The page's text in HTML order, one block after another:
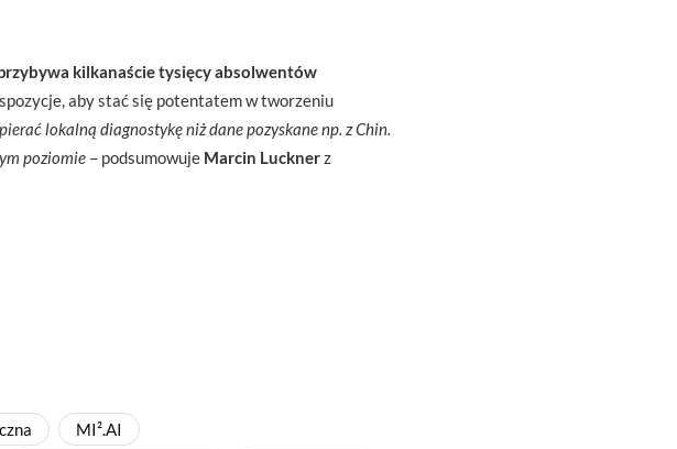
kilkanaście tysięcy absolwentów
aby stać się potentatem w tworzeniu
lokalną diagnostykę niż dane pozyskane np. z Chin.
poziomie – podsumowuje Marcin Lucknerz
MI².AI